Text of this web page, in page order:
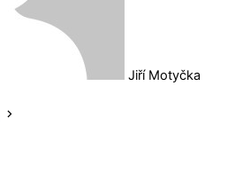
Jiří Motyčka